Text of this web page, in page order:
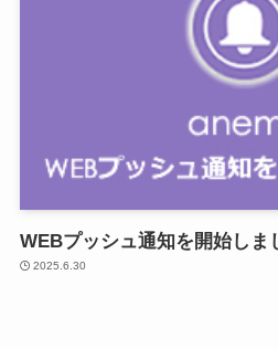
WEBプッシュ通知を開始しま
2025.6.30